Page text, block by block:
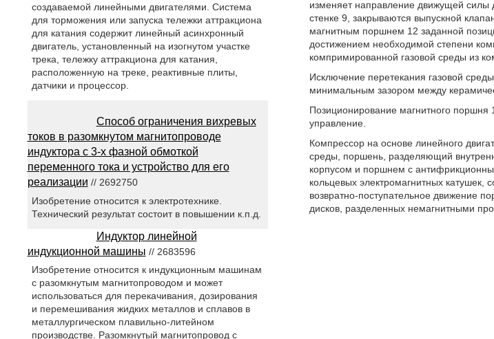
изменяет направление движущей
стенке 9, закрываются выпускной
магнитным поршнем 12 заданной
достижением необходимой степени
компримированной газовой среды из
Исключение перетекания газовой
минимальным зазором между
Позиционирование магнитного
управление.
Компрессор на основе линейного
среды, поршень, разделяющий
корпусом и поршнем с
кольцевых электромагнитных
возвратно-поступательное движение
дисков, разделенных немагнитными
создаваемой линейными двигателями. Система
для торможения или запуска тележки аттракциона
для катания содержит линейный асинхронный
двигатель, установленный на изогнутом участке
трека, тележку аттракциона для катания,
расположенную на треке, реактивные плиты,
датчики и процессор.
Способ ограничения вихревых
токов в разомкнутом магнитопроводе
индуктора с 3-х фазной обмоткой
переменного тока и устройство для его
реализации // 2692750
Изобретение относится к электротехнике.
Технический результат состоит в повышении к.п.д.
Индуктор линейной
индукционной машины // 2683596
Изобретение относится к индукционным машинам
с разомкнутым магнитопроводом и может
использоваться для перекачивания, дозирования
и перемешивания жидких металлов и сплавов в
металлургическом плавильно-литейном
производстве. Разомкнутый магнитопровод с